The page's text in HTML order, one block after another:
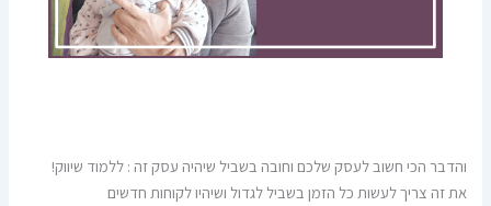
והדבר הכי חשוב לעסק שלכם וחובה בשביל שיהיה עסק זה : ללמוד שיווק!
את זה צריך לעשות כל הזמן בשביל לגדול ושיהיו לקוחות חדשים